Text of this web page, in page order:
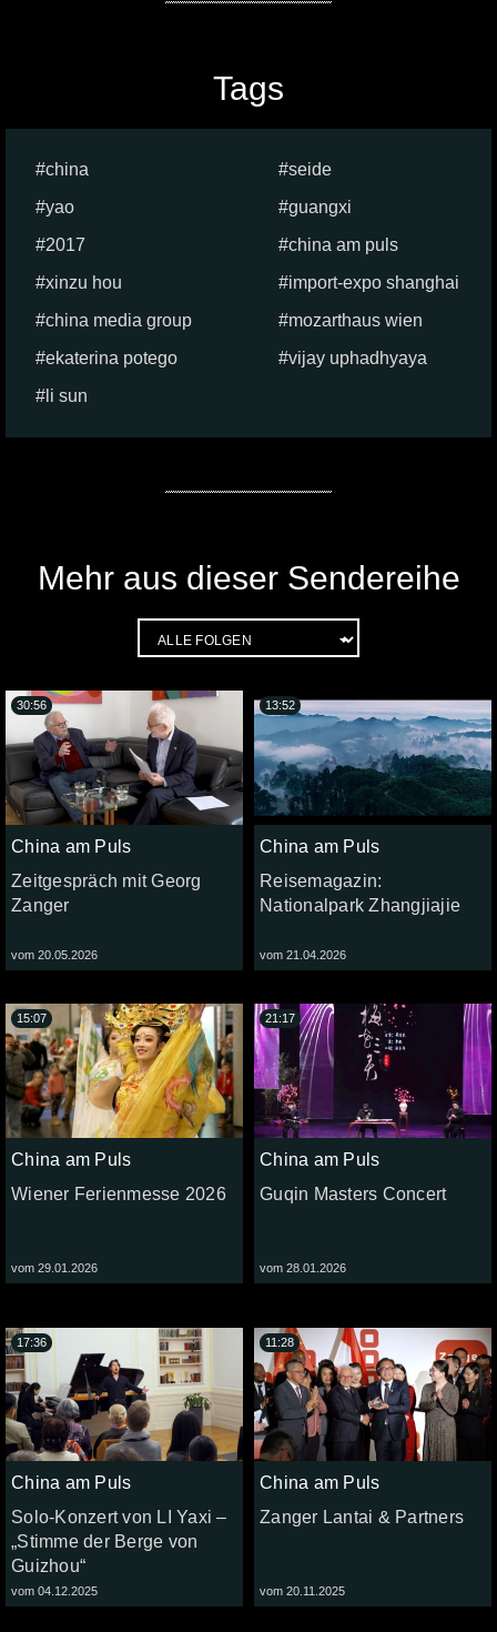
Tags
china
seide
yao
guangxi
2017
china am puls
xinzu hou
import-expo shanghai
china media group
mozarthaus wien
ekaterina potego
vijay uphadhyaya
li sun
Mehr aus dieser Sendereihe
China am Puls
Zeitgespräch mit Georg
Zanger
vom 20.05.2026
30:56
China am Puls
Reisemagazin:
Nationalpark Zhangjiajie
vom 21.04.2026
13:52
China am Puls
Wiener Ferienmesse 2026
vom 29.01.2026
15:07
China am Puls
Guqin Masters Concert
vom 28.01.2026
21:17
China am Puls
Solo-Konzert von LI Yaxi –
„Stimme der Berge von
Guizhou“
vom 04.12.2025
17:36
China am Puls
Zanger Lantai & Partners
vom 20.11.2025
11:28